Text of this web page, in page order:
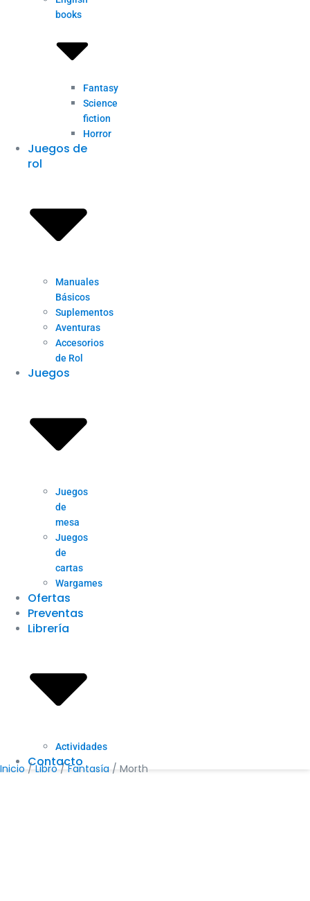
books
Fantasy
Science
fiction
Horror
Juegos de
rol
Manuales
Básicos
Suplementos
Aventuras
Accesorios
de Rol
Juegos
Juegos
de
mesa
Juegos
de
cartas
Wargames
Ofertas
Preventas
Librería
Actividades
Contacto
Inicio /Libro/Fantasía / Morth